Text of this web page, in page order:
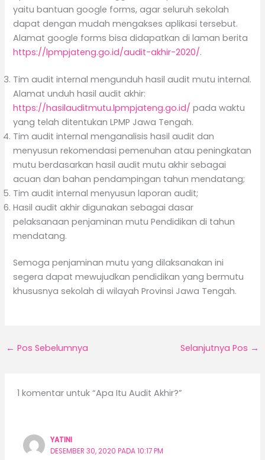
yaitu bantuan google forms, agar seluruh sekolah
dapat dengan mudah mengakses aplikasi tersebut.
Alamat google forms bisa didapatkan di laman berita
https://lpmpjateng.go.id/audit-akhir-2020/.
Tim audit internal mengunduh hasil audit mutu internal.
Alamat unduh hasil audit akhir:
https://hasilauditmutu.lpmpjateng.go.id/ pada waktu
yang telah ditentukan LPMP Jawa Tengah.
Tim audit internal menganalisis hasil audit dan
menyusun rekomendasi pemenuhan atau peningkatan
mutu berdasarkan hasil audit mutu akhir sebagai
acuan dan bahan pendampingan tahun mendatang;
Tim audit internal menyusun laporan audit;
Hasil audit akhir digunakan sebagai dasar
pelaksanaan penjaminan mutu Pendidikan di tahun
mendatang.
Semoga penjaminan mutu yang dilaksanakan ini
segera dapat mewujudkan pendidikan yang bermutu
khususnya sekolah di wilayah Provinsi Jawa Tengah.
← Pos Sebelumnya Selanjutnya Pos →
1 komentar untuk “Apa Itu Audit Akhir?”
YATINI
DESEMBER 30, 2020 PADA 10:17 PM